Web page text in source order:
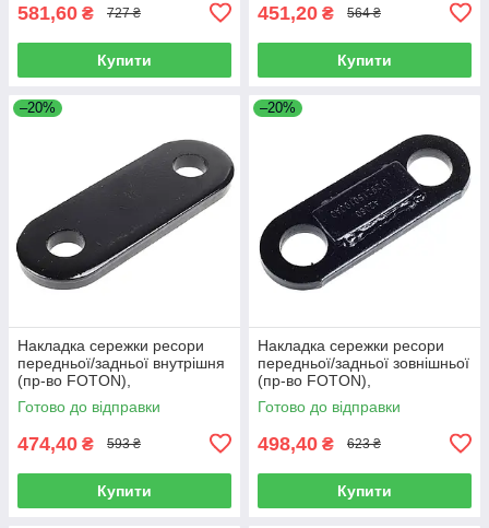
581,60 ₴ 727 ₴
Купити
451,20 ₴ 564 ₴
Купити
–20%
Накладка сережки ресори
передньої/задньої внутрішня
(пр-во FOTON),
L1292150200A0
Готово до відправки
474,40 ₴ 593 ₴
Купити
–20%
Накладка сережки ресори
передньої/задньої зовнішньої
(пр-во FOTON),
L1292150100A0
Готово до відправки
498,40 ₴ 623 ₴
Купити